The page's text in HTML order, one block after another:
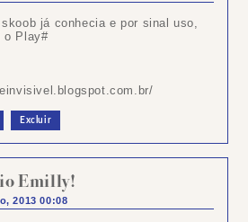
já conhecia e por sinal uso,
o Play#
Excluir
Emilly!
2013 00:08